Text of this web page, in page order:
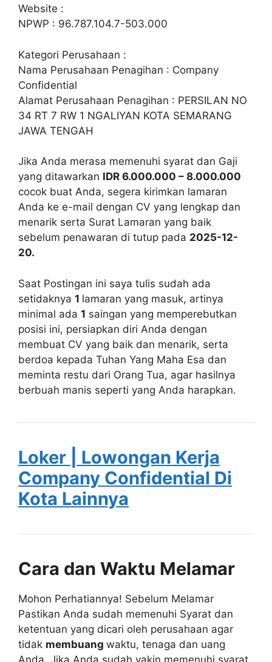
Website :
NPWP : 96.787.104.7-503.000
Kategori Perusahaan :
Nama Perusahaan Penagihan : Company
Confidential
Alamat Perusahaan Penagihan : PERSILAN NO
34 RT 7 RW 1 NGALIYAN KOTA SEMARANG
JAWA TENGAH
Jika Anda merasa memenuhi syarat dan Gaji
yang ditawarkan IDR 6.000.000 – 8.000.000
cocok buat Anda, segera kirimkan lamaran
Anda ke e-mail dengan CV yang lengkap dan
menarik serta Surat Lamaran yang baik
sebelum penawaran di tutup pada 2025-12-
20.
Saat Postingan ini saya tulis sudah ada
setidaknya 1 lamaran yang masuk, artinya
minimal ada 1 saingan yang memperebutkan
posisi ini, persiapkan diri Anda dengan
membuat CV yang baik dan menarik, serta
berdoa kepada Tuhan Yang Maha Esa dan
meminta restu dari Orang Tua, agar hasilnya
berbuah manis seperti yang Anda harapkan.
Loker | Lowongan Kerja
Company Confidential Di
Kota Lainnya
Cara dan Waktu Melamar
Mohon Perhatiannya! Sebelum Melamar
Pastikan Anda sudah memenuhi Syarat dan
ketentuan yang dicari oleh perusahaan agar
tidak membuang waktu, tenaga dan uang
Anda. Jika Anda sudah yakin memenuhi syarat